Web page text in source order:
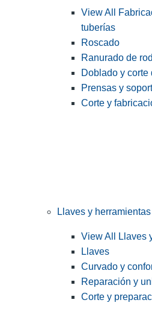
View All
tuberías
Roscado
Ranurado de
Doblado y corte
Prensas y
Corte y
Llaves y
View All Llaves
Llaves
Curvado y
Reparación y
Corte y